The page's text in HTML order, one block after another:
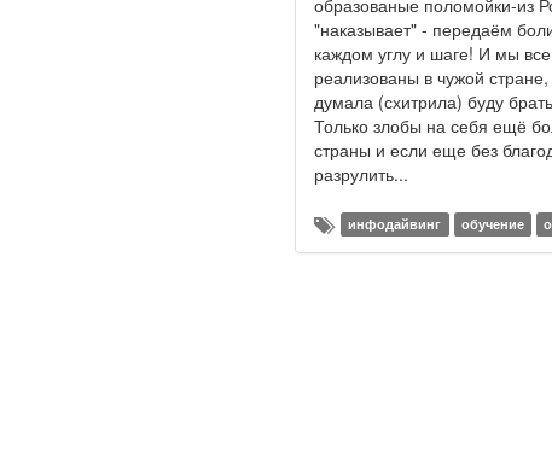
образованые поломойки-из
"наказывает" - передаём
каждом углу и шаге! И мы
реализованы в чужой
думала (схитрила) буду
Только злобы на себя ещё
страны и если еще без
разрулить...
инфодайвинг обучение